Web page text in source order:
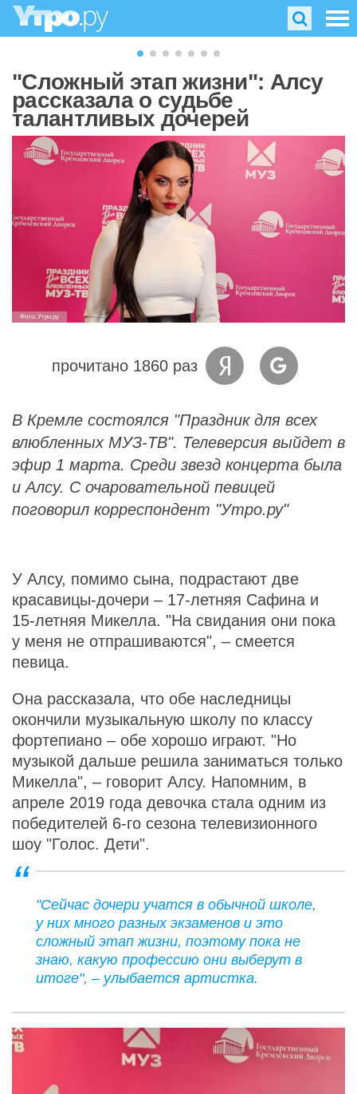
"Сложный этап жизни": Алсу
рассказала о судьбе
талантливых дочерей
Фото: Утро.ру
прочитано 1860 раз
В Кремле состоялся "Праздник для всех
влюбленных МУЗ-ТВ". Телеверсия выйдет в
эфир 1 марта. Среди звезд концерта была
и Алсу. С очаровательной певицей
поговорил корреспондент "Утро.ру"
У Алсу, помимо сына, подрастают две
красавицы-дочери – 17-летняя Сафина и
15-летняя Микелла. "На свидания они пока
у меня не отпрашиваются", – смеется
певица.
Она рассказала, что обе наследницы
окончили музыкальную школу по классу
фортепиано – обе хорошо играют. "Но
музыкой дальше решила заниматься только
Микелла", – говорит Алсу. Напомним, в
апреле 2019 года девочка стала одним из
победителей 6-го сезона телевизионного
шоу "Голос. Дети".
"Сейчас дочери учатся в обычной школе,
у них много разных экзаменов и это
сложный этап жизни, поэтому пока не
знаю, какую профессию они выберут в
итоге", – улыбается артистка.